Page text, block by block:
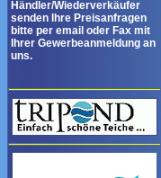
Händler/Wiederverkäufer
senden Ihre Preisanfragen
bitte per email oder Fax mit
Ihrer Gewerbeanmeldung an
uns.